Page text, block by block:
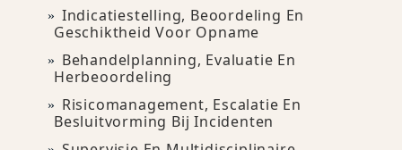
Indicatiestelling, Beoordeling En
Geschiktheid Voor Opname
Behandelplanning, Evaluatie En
Herbeoordeling
Risicomanagement, Escalatie En
Besluitvorming Bij Incidenten